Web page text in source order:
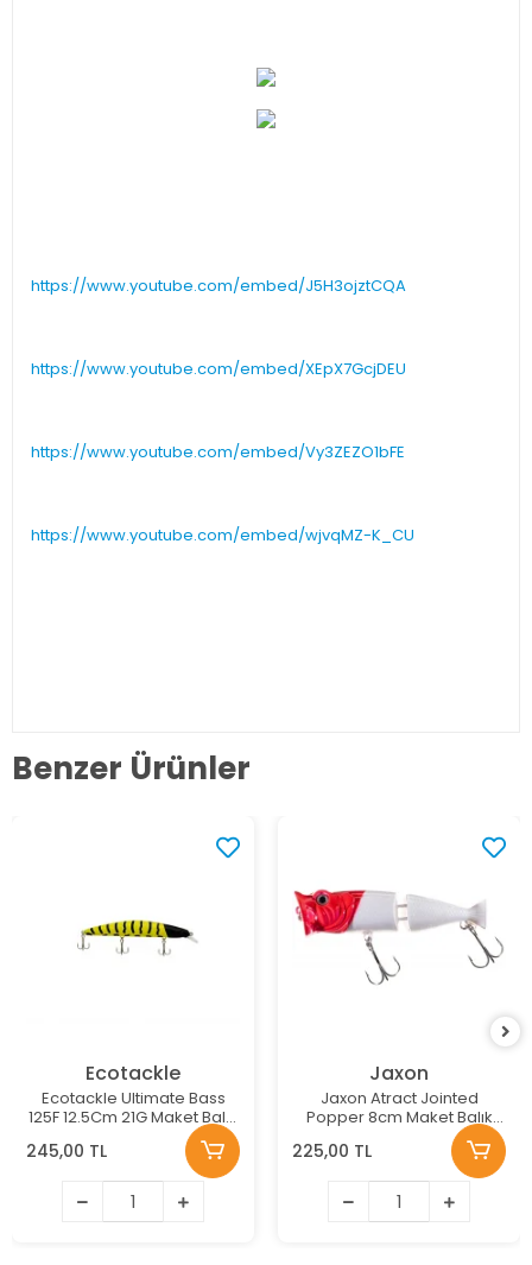
https://www.youtube.com/embed/J5H3ojztCQA
https://www.youtube.com/embed/XEpX7GcjDEU
https://www.youtube.com/embed/Vy3ZEZO1bFE
https://www.youtube.com/embed/wjvqMZ-K_CU
Benzer Ürünler
Ecotackle
Ecotackle Ultimate Bass
125F 12.5Cm 21G Maket Balık
245,00 TL
Jaxon
Jaxon Atract Jointed
Popper 8cm Maket Balık
225,00 TL